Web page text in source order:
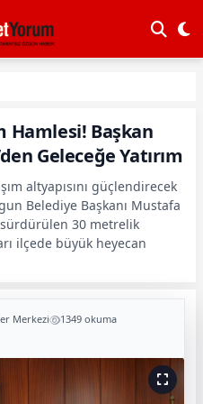
Hamlesi! Başkan
Geleceğe Yatırım
altyapısını güçlendirecek
Belediye Başkanı Mustafa
30 metrelik
ilçede büyük heyecan
Merkezi 1349 okuma